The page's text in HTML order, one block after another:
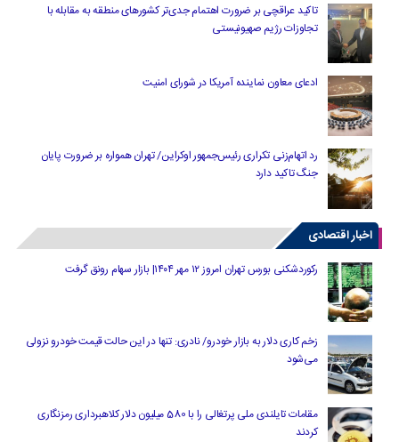
تاکید عراقچی بر ضرورت اهتمام جدی‌تر کشورهای منطقه به مقابله با
تجاوزات رژیم صهیونیستی
ادعای معاون نماینده آمریکا در شورای امنیت
رد اتهام‌زنی تکراری رئیس‌جمهور اوکراین/ تهران همواره بر ضرورت پایان
جنگ تاکید دارد
اخبار اقتصادی
رکوردشکنی بورس تهران امروز ۱۲ مهر ۱۴۰۴| بازار سهام رونق گرفت
زخم کاری دلار به بازار خودرو/ نادری: تنها در این حالت قیمت خودرو نزولی
می‌شود
مقامات تایلندی ملی پرتغالی را با 580 میلیون دلار کلاهبرداری رمزنگاری
کردند